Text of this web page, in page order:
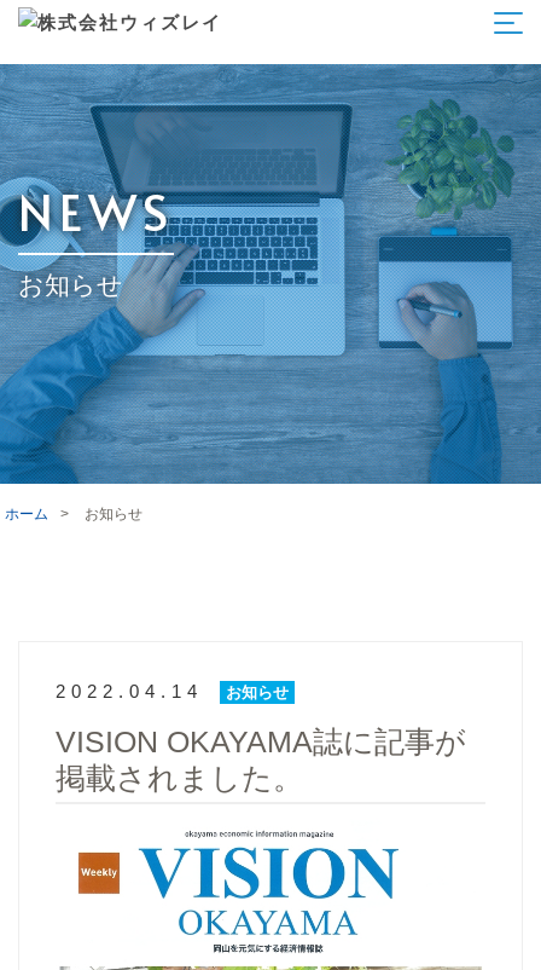
NEWS
お知らせ
ホーム > お知らせ
2022.04.14 お知らせ
VISION OKAYAMA誌に記事が
掲載されました。